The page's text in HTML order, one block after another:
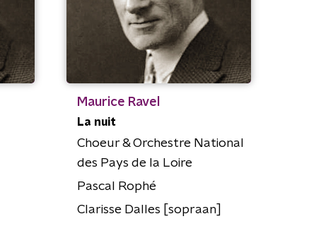
Maurice Ravel
La nuit
Choeur & Orchestre National
des Pays de la Loire
Pascal Rophé
Clarisse Dalles [sopraan]